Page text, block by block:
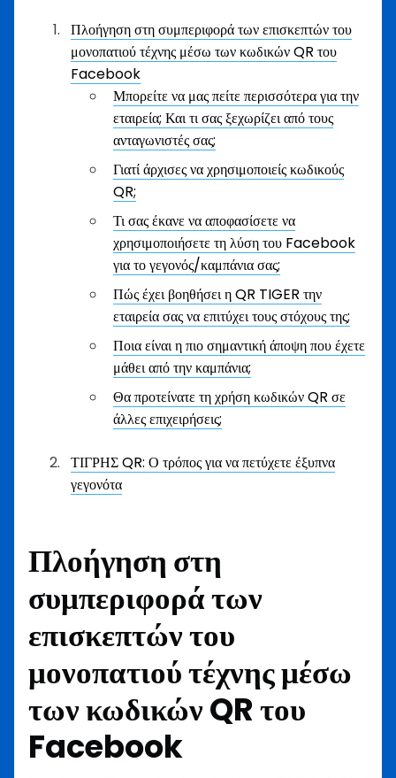
Πλοήγηση στη συμπεριφορά των επισκεπτών του
μονοπατιού τέχνης μέσω των κωδικών QR του
Facebook
Μπορείτε να μας πείτε περισσότερα για την
εταιρεία; Και τι σας ξεχωρίζει από τους
ανταγωνιστές σας;
Γιατί άρχισες να χρησιμοποιείς κωδικούς
QR;
Τι σας έκανε να αποφασίσετε να
χρησιμοποιήσετε τη λύση του Facebook
για το γεγονός/καμπάνια σας;
Πώς έχει βοηθήσει η QR TIGER την
εταιρεία σας να επιτύχει τους στόχους της;
Ποια είναι η πιο σημαντική άποψη που έχετε
μάθει από την καμπάνια;
Θα προτείνατε τη χρήση κωδικών QR σε
άλλες επιχειρήσεις;
ΤΙΓΡΗΣ QR: Ο τρόπος για να πετύχετε έξυπνα
γεγονότα
Πλοήγηση στη
συμπεριφορά των
επισκεπτών του
μονοπατιού τέχνης μέσω
των κωδικών QR του
Facebook